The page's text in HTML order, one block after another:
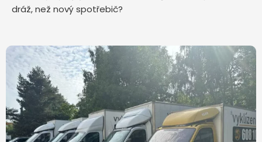
dráž, než nový spotřebič?